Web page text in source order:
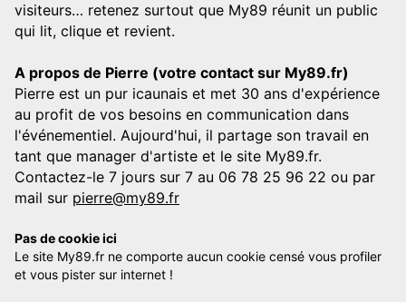
visiteurs… retenez surtout que My89 réunit un public
qui lit, clique et revient.
A propos de Pierre (votre contact sur My89.fr)
Pierre est un pur icaunais et met 30 ans d'expérience
au profit de vos besoins en communication dans
l'événementiel. Aujourd'hui, il partage son travail en
tant que manager d'artiste et le site My89.fr.
Contactez-le 7 jours sur 7 au 06 78 25 96 22 ou par
mail sur pierre@my89.fr
Pas de cookie ici
Le site My89.fr ne comporte aucun cookie censé vous profiler
et vous pister sur internet !